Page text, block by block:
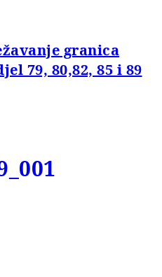
granica
79, 80,82, 85 i 89